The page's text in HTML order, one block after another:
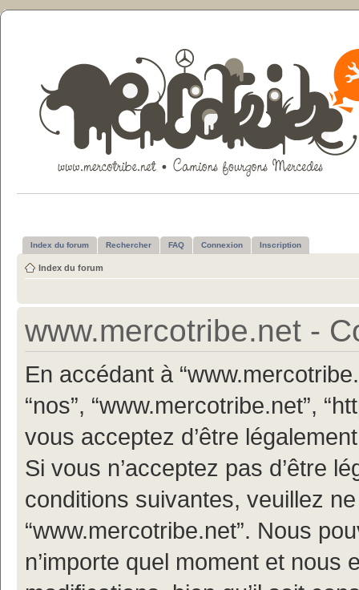
Index du forum Rechercher FAQ Connexion Inscription
Index du forum
www.mercotribe.net -
En accédant à
“nos”, “www.mercotribe.net”,
vous acceptez d’être
Si vous n’acceptez pas d’être
conditions suivantes, veuillez
“www.mercotribe.net”. Nous
n’importe quel moment et